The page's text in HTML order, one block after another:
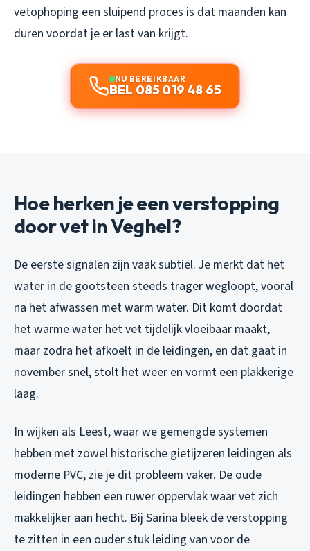
vetophoping een sluipend proces is dat maanden kan
duren voordat je er last van krijgt.
NU BEREIKBAAR
BEL 085 019 48 65
Hoe herken je een verstopping
door vet in Veghel?
De eerste signalen zijn vaak subtiel. Je merkt dat het
water in de gootsteen steeds trager wegloopt, vooral
na het afwassen met warm water. Dit komt doordat
het warme water het vet tijdelijk vloeibaar maakt,
maar zodra het afkoelt in de leidingen, en dat gaat in
november snel, stolt het weer en vormt een plakkerige
laag.
In wijken als Leest, waar we gemengde systemen
hebben met zowel historische gietijzeren leidingen als
moderne PVC, zie je dit probleem vaker. De oude
leidingen hebben een ruwer oppervlak waar vet zich
makkelijker aan hecht. Bij Sarina bleek de verstopping
te zitten in een ouder stuk leiding van voor de